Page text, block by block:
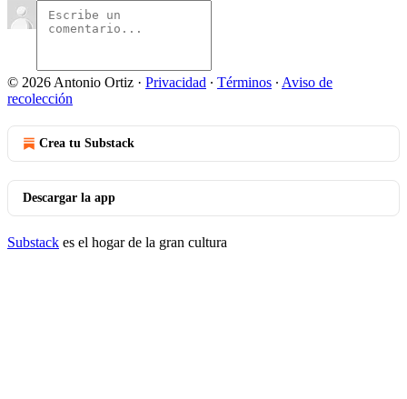
© 2026 Antonio Ortiz · Privacidad ∙ Términos ∙ Aviso de
recolección
Crea tu Substack
Descargar la app
Substack es el hogar de la gran cultura